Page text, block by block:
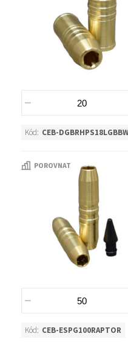
Kód: CEB-
POROVNAT
Kód: CEB-ESPG100RAPTOR